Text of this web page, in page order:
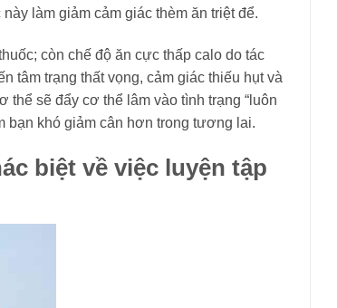
làm giảm cảm giác thèm ăn triệt để.
còn chế độ ăn cực thấp calo do tác
tâm trạng thất vọng, cảm giác thiếu hụt và
sẽ đẩy cơ thể lâm vào tình trạng “luôn
bạn khó giảm cân hơn trong tương lai.
biệt về việc luyện tập